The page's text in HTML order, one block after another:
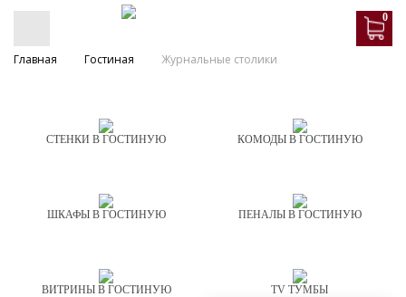
0
Главная Гостиная Журнальные столики
СТЕНКИ В ГОСТИНУЮ КОМОДЫ В ГОСТИНУЮ
ШКАФЫ В ГОСТИНУЮ ПЕНАЛЫ В ГОСТИНУЮ
ВИТРИНЫ В ГОСТИНУЮ TV ТУМБЫ